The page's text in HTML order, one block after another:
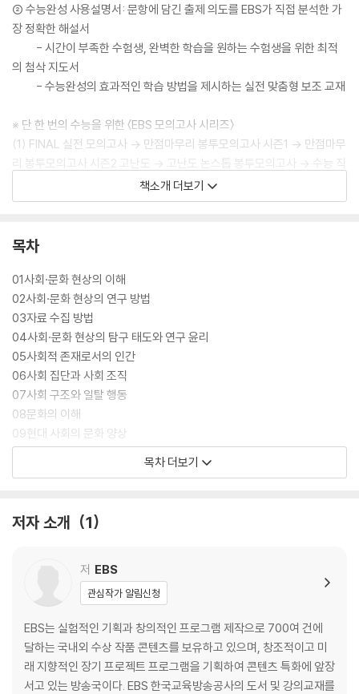
② 수능완성 사용설명서: 문항에 담긴 출제 의도를 EBS가 직접 분석한 가
장 정확한 해설서
- 시간이 부족한 수험생, 완벽한 학습을 원하는 수험생을 위한 최적
의 첨삭 지도서
- 수능완성의 효과적인 학습 방법을 제시하는 실전 맞춤형 보조 교재
※ 단 한 번의 수능을 위한 〈EBS 모의고사 시리즈〉
(1) FINAL 실전 모의고사 → 만점마무리 봉투모의고사 시즌1 → 만점마무
리 봉투모의고사 시즌2 고난도 → 고난도 논스톱 봉투모의고사 → 수능 직
전보강 클리어 봉투모의고사
책)
책소개 더보기
목차
01사회·문화 현상의 이해
02사회·문화 현상의 연구 방법
03자료 수집 방법
04사회·문화 현상의 탐구 태도와 연구 윤리
05사회적 존재로서의 인간
06사회 집단과 사회 조직
07사회 구조와 일탈 행동
08문화의 이해
09현대 사회의 문화 양상
10문화 변동의 양상과 대응
14사회 복지와 복지 제도
16현대 사회의 변화와 전 지구적 수준의 문제
실전 모의고사 1회
실전 모의고사 2회
실전 모의고사 3회
실전 모의고사 4회
실전 모의고사 5회
목차 더보기
저자 소개 1
저 EBS
관심작가 알림신청
EBS는 실험적인 기획과 창의적인 프로그램 제작으로 700여 건에
달하는 국내외 수상 작품 콘텐츠를 보유하고 있으며, 창조적이고 미
래 지향적인 장기 프로젝트 프로그램을 기획하여 콘텐츠 특화에 앞장
서고 있는 방송국이다. EBS 한국교육방송공사의 도서 및 강의교재를